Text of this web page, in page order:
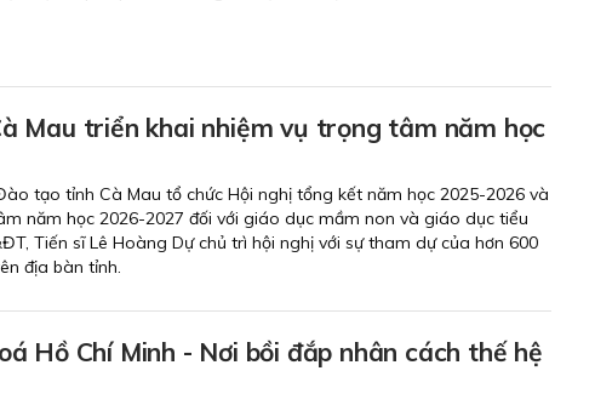
Mau triển khai nhiệm vụ trọng tâm năm học
tạo tỉnh Cà Mau tổ chức Hội nghị tổng kết năm học 2025-2026 và
năm học 2026-2027 đối với giáo dục mầm non và giáo dục tiểu
Tiến sĩ Lê Hoàng Dự chủ trì hội nghị với sự tham dự của hơn 600
địa bàn tỉnh.
Hồ Chí Minh - Nơi bồi đắp nhân cách thế hệ